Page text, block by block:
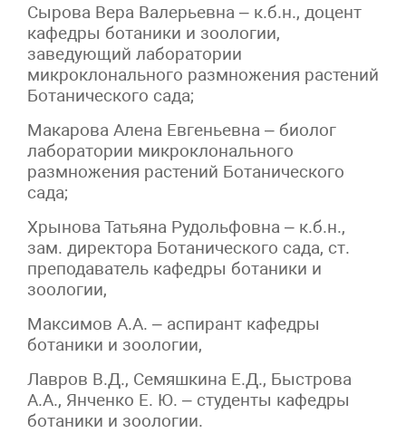
Сырова Вера Валерьевна – к.б.н., доцент
кафедры ботаники и зоологии,
заведующий лаборатории
микроклонального размножения растений
Ботанического сада;
Макарова Алена Евгеньевна – биолог
лаборатории микроклонального
размножения растений Ботанического
сада;
Хрынова Татьяна Рудольфовна – к.б.н.,
зам. директора Ботанического сада, ст.
преподаватель кафедры ботаники и
зоологии,
Максимов А.А. – аспирант кафедры
ботаники и зоологии,
Лавров В.Д., Семяшкина Е.Д., Быстрова
А.А., Янченко Е. Ю. – студенты кафедры
ботаники и зоологии.